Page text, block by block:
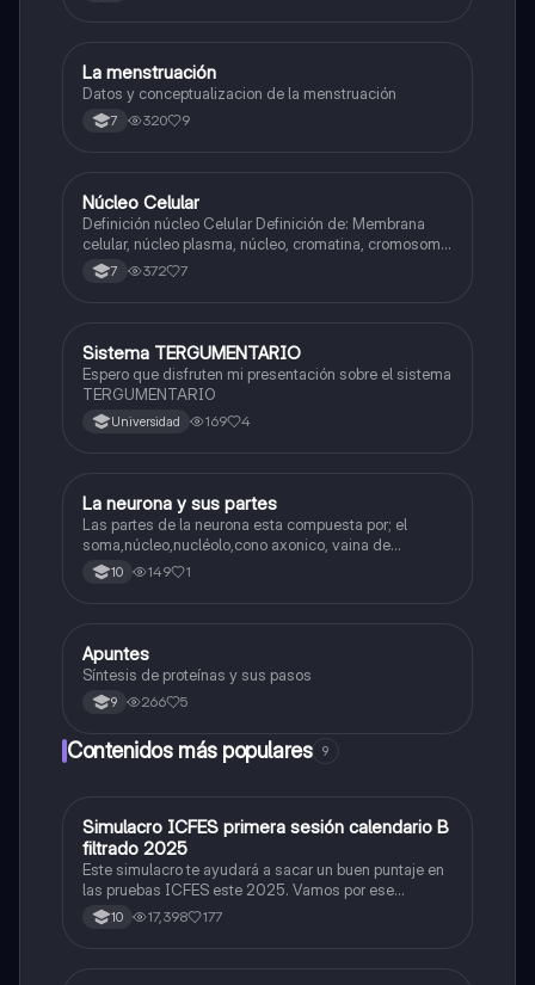
Biologia
La menstruación
Datos y conceptualizacion de la menstruación
7 320 9
Biologia
Núcleo Celular
Definición núcleo Celular Definición de: Membrana
celular, núcleo plasma, núcleo, cromatina, cromosoma
Interfase Fases de la interfase
7 372 7
Biologia
Sistema TERGUMENTARIO
Espero que disfruten mi presentación sobre el sistema
TERGUMENTARIO
Universidad 169 4
Biologia
La neurona y sus partes
Las partes de la neurona esta compuesta por; el
soma,núcleo,nucléolo,cono axonico, vaina de
mielina,celula schwan,núcleo de schwann,nódulo de
Ranvier,terminal axonico Arborizacion terminal, botón
10 149 1
Biologia
Apuntes
Síntesis de proteínas y sus pasos
9 266 5
Contenidos más populares 9
ICFES: Matemáticas
Simulacro ICFES primera sesión calendario B
filtrado 2025
Este simulacro te ayudará a sacar un buen puntaje en
las pruebas ICFES este 2025. Vamos por ese
500/500. Y poder ser admitido en la universidad que
quieras, estudiar la carrera que quieres y no la que te
10 17,398 177